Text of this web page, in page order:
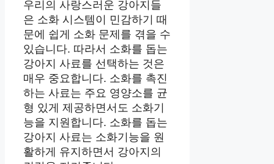
우리의 사랑스러운 강아지들
은 소화 시스템이 민감하기 때
문에 쉽게 소화 문제를 겪을 수
있습니다. 따라서 소화를 돕는
강아지 사료를 선택하는 것은
매우 중요합니다. 소화를 촉진
하는 사료는 주요 영양소를 균
형 있게 제공하면서도 소화기
능을 지원합니다. 소화를 돕는
강아지 사료는 소화기능을 원
활하게 유지하면서 강아지의